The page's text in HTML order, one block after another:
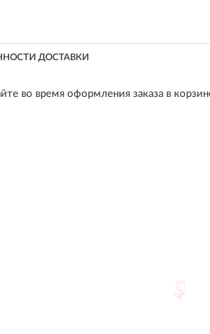
ДОСТАВКИ
во время оформления заказа в